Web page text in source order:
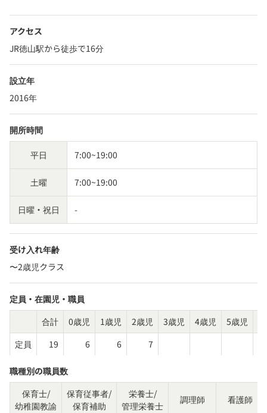
アクセス
JR徳山駅から徒歩で16分
設立年
2016年
開所時間
平日 7:00~19:00
土曜 7:00~19:00
日曜・祝日 -
受け入れ年齢
〜2歳児クラス
定員・在園児・職員
合計
0歳児 1歳児 2歳児 3歳児 4歳児 5歳児
定員
19 6 6 7
職種別の職員数
保育士/
幼稚園教諭
保育従事者/
保育補助
栄養士/
管理栄養士
調理師 看護師